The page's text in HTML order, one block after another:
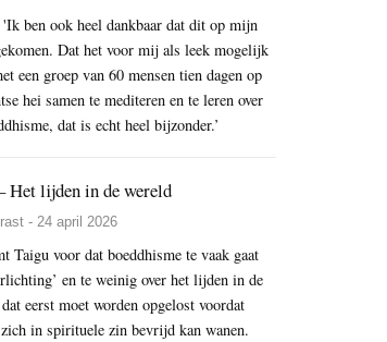
ben ook heel dankbaar dat dit op mijn
Dat het voor mij als leek mogelijk
een groep van 60 mensen tien dagen op
hei samen te mediteren en te leren over
dat is echt heel bijzonder.’
Het lijden in de wereld
- 24 april 2026
Taigu voor dat boeddhisme te vaak gaat
en te weinig over het lijden in de
eerst moet worden opgelost voordat
in spirituele zin bevrijd kan wanen.